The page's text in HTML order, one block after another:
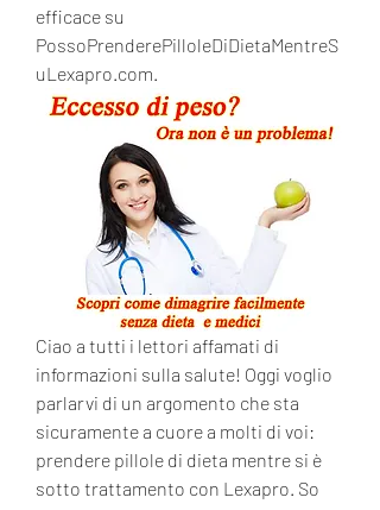
efficace su
PossoPrenderePilloleDiDietaMentreS
uLexapro.com.
Ciao a tutti i lettori affamati di
informazioni sulla salute! Oggi voglio
parlarvi di un argomento che sta
sicuramente a cuore a molti di voi:
prendere pillole di dieta mentre si è
sotto trattamento con Lexapro. So